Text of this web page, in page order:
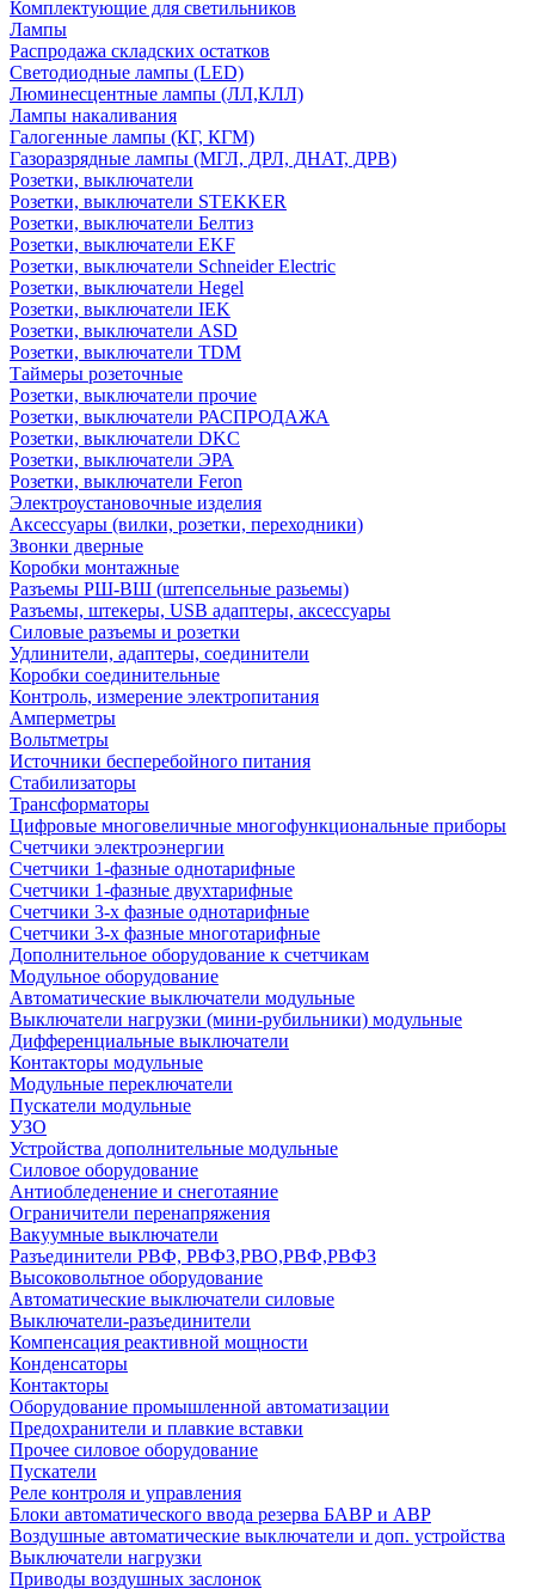
Комплектующие для светильников
Лампы
Распродажа складских остатков
Светодиодные лампы (LED)
Люминесцентные лампы (ЛЛ,КЛЛ)
Лампы накаливания
Галогенные лампы (КГ, КГМ)
Газоразрядные лампы (МГЛ, ДРЛ, ДНАТ, ДРВ)
Розетки, выключатели
Розетки, выключатели STEKKER
Розетки, выключатели Белтиз
Розетки, выключатели EKF
Розетки, выключатели Schneider Electric
Розетки, выключатели Hegel
Розетки, выключатели IEK
Розетки, выключатели ASD
Розетки, выключатели TDM
Таймеры розеточные
Розетки, выключатели прочие
Розетки, выключатели РАСПРОДАЖА
Розетки, выключатели DKC
Розетки, выключатели ЭРА
Розетки, выключатели Feron
Электроустановочные изделия
Аксессуары (вилки, розетки, переходники)
Звонки дверные
Коробки монтажные
Разъемы РШ-ВШ (штепсельные разьемы)
Разъемы, штекеры, USB адаптеры, аксессуары
Силовые разъемы и розетки
Удлинители, адаптеры, соединители
Коробки соединительные
Контроль, измерение электропитания
Амперметры
Вольтметры
Источники бесперебойного питания
Стабилизаторы
Трансформаторы
Цифровые многовеличные многофункциональные приборы
Счетчики электроэнергии
Счетчики 1-фазные однотарифные
Счетчики 1-фазные двухтарифные
Счетчики 3-х фазные однотарифные
Счетчики 3-х фазные многотарифные
Дополнительное оборудование к счетчикам
Модульное оборудование
Автоматические выключатели модульные
Выключатели нагрузки (мини-рубильники) модульные
Дифференциальные выключатели
Контакторы модульные
Модульные переключатели
Пускатели модульные
УЗО
Устройства дополнительные модульные
Силовое оборудование
Антиобледенение и снеготаяние
Ограничители перенапряжения
Вакуумные выключатели
Разъединители РВФ, РВФЗ,РВО,РВФ,РВФЗ
Высоковольтное оборудование
Автоматические выключатели cиловые
Выключатели-разъединители
Компенсация реактивной мощности
Конденсаторы
Контакторы
Оборудование промышленной автоматизации
Предохранители и плавкие вставки
Прочее силовое оборудование
Пускатели
Реле контроля и управления
Блоки автоматического ввода резерва БАВР и АВР
Воздушные автоматические выключатели и доп. устройства
Выключатели нагрузки
Приводы воздушных заслонок